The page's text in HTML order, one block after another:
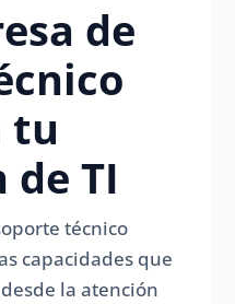
de
tu
TI
técnico
capacidades que
la atención